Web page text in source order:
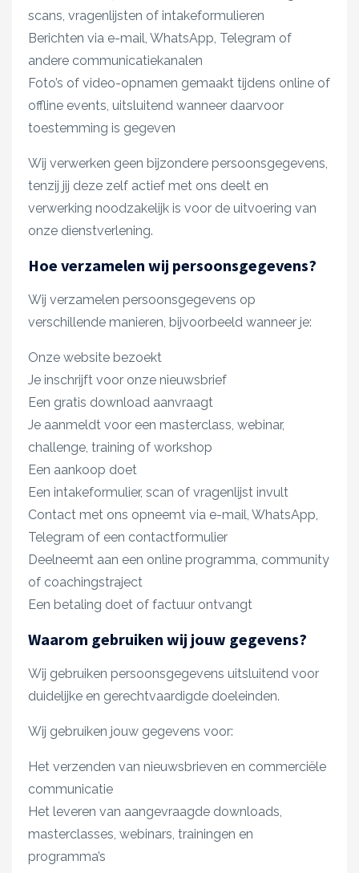
scans, vragenlijsten of intakeformulieren
Berichten via e-mail, WhatsApp, Telegram of
andere communicatiekanalen
Foto’s of video-opnamen gemaakt tijdens online of
offline events, uitsluitend wanneer daarvoor
toestemming is gegeven
Wij verwerken geen bijzondere persoonsgegevens,
tenzij jij deze zelf actief met ons deelt en
verwerking noodzakelijk is voor de uitvoering van
onze dienstverlening.
Hoe verzamelen wij persoonsgegevens?
Wij verzamelen persoonsgegevens op
verschillende manieren, bijvoorbeeld wanneer je:
Onze website bezoekt
Je inschrijft voor onze nieuwsbrief
Een gratis download aanvraagt
Je aanmeldt voor een masterclass, webinar,
challenge, training of workshop
Een aankoop doet
Een intakeformulier, scan of vragenlijst invult
Contact met ons opneemt via e-mail, WhatsApp,
Telegram of een contactformulier
Deelneemt aan een online programma, community
of coachingstraject
Een betaling doet of factuur ontvangt
Waarom gebruiken wij jouw gegevens?
Wij gebruiken persoonsgegevens uitsluitend voor
duidelijke en gerechtvaardigde doeleinden.
Wij gebruiken jouw gegevens voor:
Het verzenden van nieuwsbrieven en commerciële
communicatie
Het leveren van aangevraagde downloads,
masterclasses, webinars, trainingen en
programma’s